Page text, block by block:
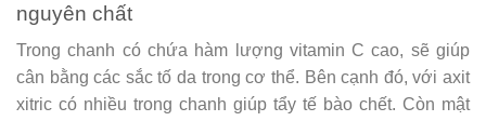
nguyên chất
Trong chanh có chứa hàm lượng vitamin C cao, sẽ giúp
cân bằng các sắc tố da trong cơ thể. Bên cạnh đó, với axit
xitric có nhiều trong chanh giúp tẩy tế bào chết. Còn mật